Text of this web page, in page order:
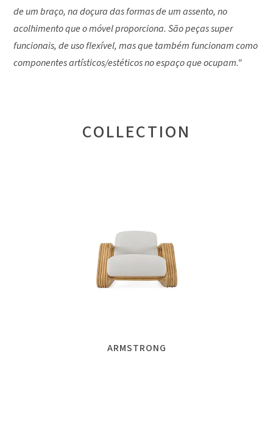
de um braço, na doçura das formas de um assento, no
acolhimento que o móvel proporciona. São peças super
funcionais, de uso flexível, mas que também funcionam como
componentes artísticos/estéticos no espaço que ocupam."
COLLECTION
ARMSTRONG